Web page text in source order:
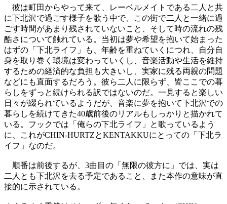
彼は町田からやって来て、レーベルメイトである二人と共
に下北沢で過ごす様子を歌う中で、この街で二人と一緒に過
ごす時間があまり残されていないこと、そして時の流れの残
酷さについて触れている。当初は夢や希望を抱いて始まった
はずの「下北ライフ」も、年齢を重ねていくにつれ、自分自
身を取り巻く環境は変わっていくし、音楽活動や生活を維持
するための経済的な負担も大きいし、実家に残る両親の問題
などにも直面するだろう。彼ら二人に限らず、皆ここでの暮
らしをずっと続けられる訳ではないのだ。一見すると楽しい
日々が綴られているようだが、音楽に夢を抱いて下北沢での
暮らしを続けてきた40歳前後のリアルもしっかりと描かれて
いる。フックでは「俺らの下北ライフ」と歌っているよう
に、これがCHIN-HURTZとKENTAKKUにとっての「下北ラ
イフ」なのだ。
順番は前後するが、3曲目の「無限の彼方に」では、実は
二人とも下北沢を去る予定であること、また本作の意味が直
接的に示されている。